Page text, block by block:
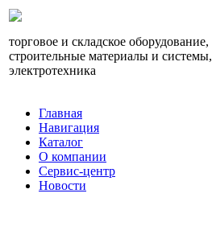
торговое и складское оборудование,
строительные материалы и системы,
электротехника
Главная
Навигация
Каталог
О компании
Сервис-центр
Новости